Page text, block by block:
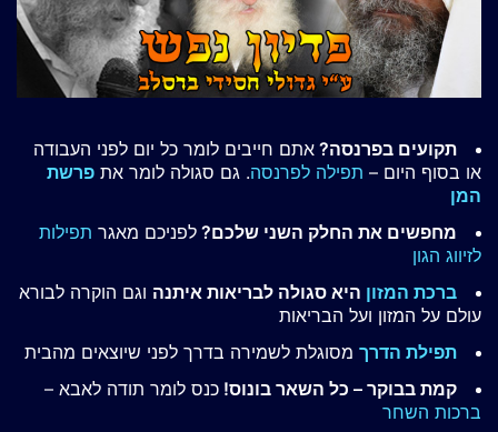
תקועים בפרנסה? אתם חייבים לומר כל יום לפני העבודה
או בסוף היום – תפילה לפרנסה. גם סגולה לומר את פרשת
המן
מחפשים את החלק השני שלכם? לפניכם מאגר תפילות
לזיווג הגון
ברכת המזון היא סגולה לבריאות איתנה וגם הוקרה לבורא
עולם על המזון ועל הבריאות
תפילת הדרך מסוגלת לשמירה בדרך לפני שיוצאים מהבית
קמת בבוקר – כל השאר בונוס! כנס לומר תודה לאבא –
ברכות השחר